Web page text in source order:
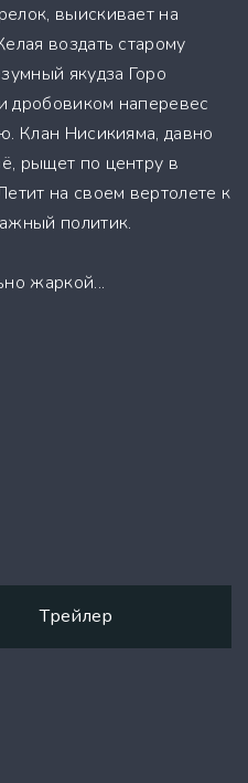
выискивает на
воздать старому
якудза Горо
дробовиком наперевес
Клан Нисикияма, давно
рыщет по центру в
на своем вертолете к
политик.
жаркой...
Трейлер